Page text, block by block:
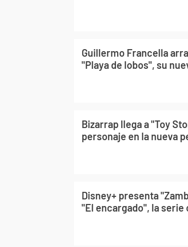
Guillermo Francella
"Playa de lobos", su
Bizarrap llega a "Toy
personaje en la nueva
Disney+ presenta
"El encargado", la